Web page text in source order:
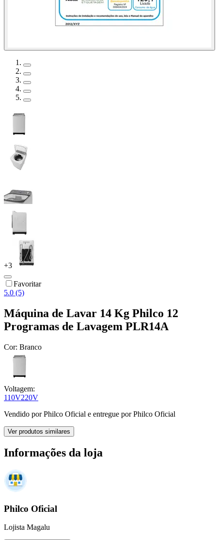
+3
Favoritar
5.0 (5)
Máquina de Lavar 14 Kg Philco 12
Programas de Lavagem PLR14A
Cor: Branco
Voltagem:
110V220V
Vendido porPhilco Oficial e entregue por Philco Oficial
Ver produtos similares
Informações da loja
Philco Oficial
Lojista Magalu